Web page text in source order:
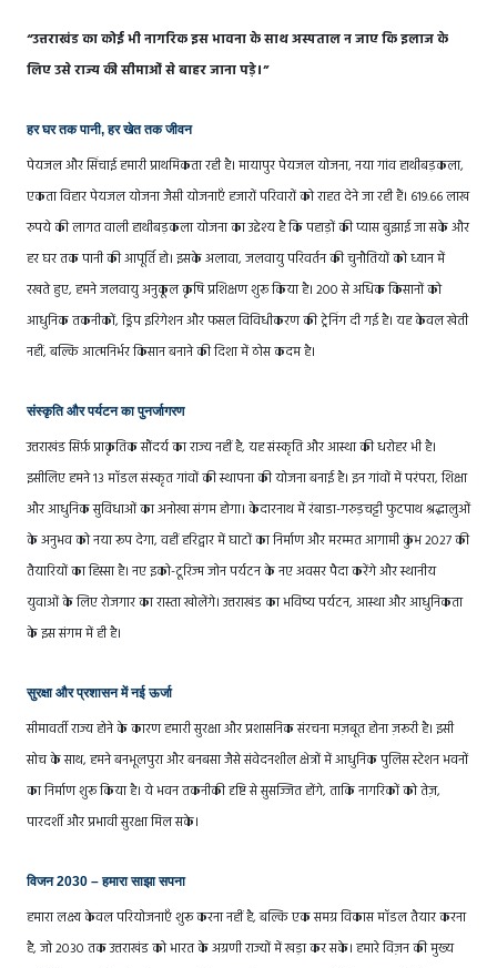
“उत्तराखंड का कोई भी नागरिक इस भावना के साथ अस्पताल न जाए कि इलाज के
लिए उसे राज्य की सीमाओं से बाहर जाना पड़े।”
हर घर तक पानी, हर खेत तक जीवन
पेयजल और सिंचाई हमारी प्राथमिकता रही है। मायापुर पेयजल योजना, नया गांव हाथीबड़कला,
एकता विहार पेयजल योजना जैसी योजनाएँ हजारों परिवारों को राहत देने जा रही हैं। 619.66 लाख
रुपये की लागत वाली हाथीबड़कला योजना का उद्देश्य है कि पहाड़ों की प्यास बुझाई जा सके और
हर घर तक पानी की आपूर्ति हो। इसके अलावा, जलवायु परिवर्तन की चुनौतियों को ध्यान में
रखते हुए, हमने जलवायु अनुकूल कृषि प्रशिक्षण शुरू किया है। 200 से अधिक किसानों को
आधुनिक तकनीकों, ड्रिप इरिगेशन और फसल विविधीकरण की ट्रेनिंग दी गई है। यह केवल खेती
नहीं, बल्कि आत्मनिर्भर किसान बनाने की दिशा में ठोस कदम है।
संस्कृति और पर्यटन का पुनर्जागरण
उत्तराखंड सिर्फ़ प्राकृतिक सौंदर्य का राज्य नहीं है, यह संस्कृति और आस्था की धरोहर भी है।
इसीलिए हमने 13 मॉडल संस्कृत गांवों की स्थापना की योजना बनाई है। इन गांवों में परंपरा, शिक्षा
और आधुनिक सुविधाओं का अनोखा संगम होगा। केदारनाथ में रंबाडा-गरुड़चट्टी फुटपाथ श्रद्धालुओं
के अनुभव को नया रूप देगा, वहीं हरिद्वार में घाटों का निर्माण और मरम्मत आगामी कुंभ 2027 की
तैयारियों का हिस्सा है। नए इको-टूरिज्म जोन पर्यटन के नए अवसर पैदा करेंगे और स्थानीय
युवाओं के लिए रोजगार का रास्ता खोलेंगे। उत्तराखंड का भविष्य पर्यटन, आस्था और आधुनिकता
के इस संगम में ही है।
सुरक्षा और प्रशासन में नई ऊर्जा
सीमावर्ती राज्य होने के कारण हमारी सुरक्षा और प्रशासनिक संरचना मज़बूत होना ज़रूरी है। इसी
सोच के साथ, हमने बनभूलपुरा और बनबसा जैसे संवेदनशील क्षेत्रों में आधुनिक पुलिस स्टेशन भवनों
का निर्माण शुरू किया है। ये भवन तकनीकी दृष्टि से सुसज्जित होंगे, ताकि नागरिकों को तेज़,
पारदर्शी और प्रभावी सुरक्षा मिल सके।
विजन 2030 – हमारा साझा सपना
हमारा लक्ष्य केवल परियोजनाएँ शुरू करना नहीं है, बल्कि एक समग्र विकास मॉडल तैयार करना
है, जो 2030 तक उत्तराखंड को भारत के अग्रणी राज्यों में खड़ा कर सके। हमारे विज़न की मुख्य